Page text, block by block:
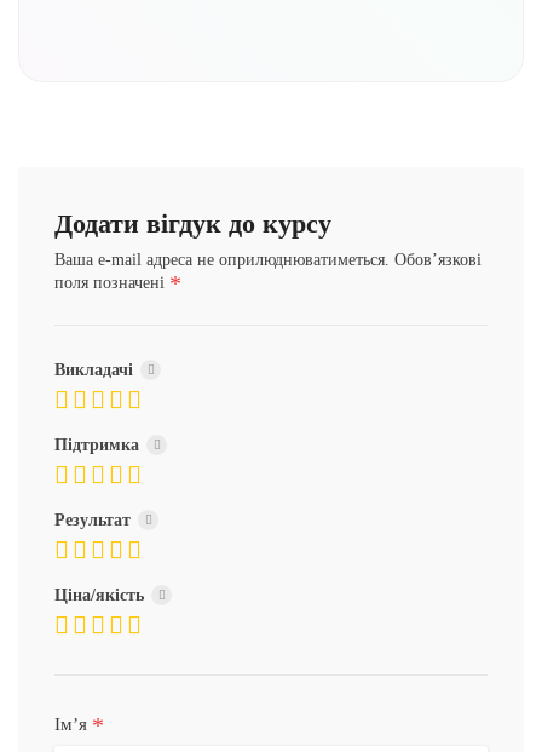
Додати вігдук до курсу
Ваша e-mail адреса не оприлюднюватиметься. Обов’язкові
поля позначені *
Викладачі
Підтримка
Результат
Ціна/якість
Імʼя *